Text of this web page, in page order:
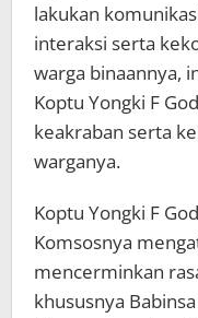
lakukan
interaksi serta
warga binaannya,
Koptu Yongki F
keakraban serta
warganya.
Koptu Yongki F
Komsosnya
mencerminkan
khususnya